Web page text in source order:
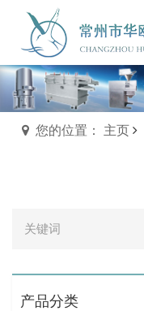
您的位置： 主页
产品分类